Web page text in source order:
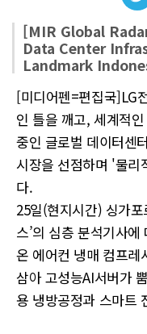
[MIR Global
Data Center
Landmark
[미디어펜=편집국]LG
인 틀을 깨고, 세계적
중인 글로벌 데이터센
시장을 선점하며 '물리
다.
25일(현지시간) 싱가
스’의 심층 분석기사
온 에어컨 냉매 컴프레
삼아 고성능AI서버가
용 냉방공정과 스마트